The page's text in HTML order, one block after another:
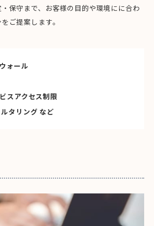
保守まで、お客様の目的や環境にに合わ
ご提案します。
ォール
スアクセス制限
タリング など